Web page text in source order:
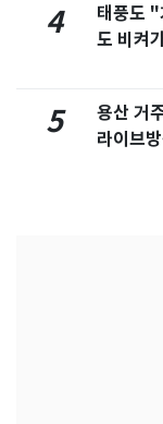
4
태풍도
도 비켜
5
용산 거
라이브